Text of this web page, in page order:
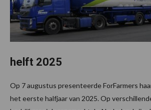
helft 2025
Op 7 augustus presenteerde ForFarmers
het eerste halfjaar van 2025. Op